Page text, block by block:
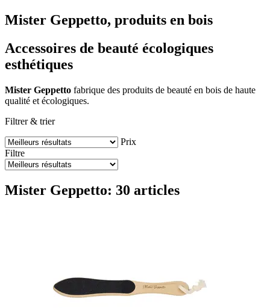
Mister Geppetto, produits en bois
Accessoires de beauté écologiques
esthétiques
Mister Geppetto fabrique des produits de beauté en bois de haute
qualité et écologiques.
Filtrer & trier
Prix
Filtre
Mister Geppetto: 30 articles